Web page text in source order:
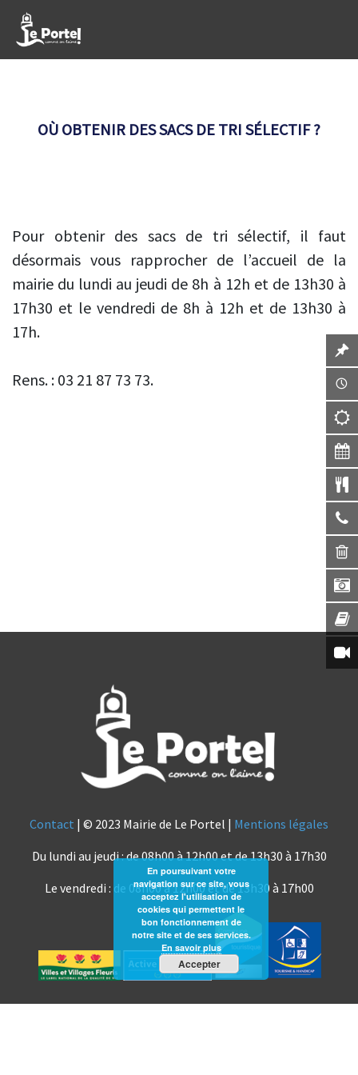
OÙ OBTENIR DES SACS DE TRI SÉLECTIF ?
Pour obtenir des sacs de tri sélectif, il faut
désormais vous rapprocher de l’accueil de la
mairie du lundi au jeudi de 8h à 12h et de 13h30 à
17h30 et le vendredi de 8h à 12h et de 13h30 à
17h.
Rens. : 03 21 87 73 73.
Contact | © 2023 Mairie de Le Portel | Mentions légales
Du lundi au jeudi : de 08h00 à 12h00 et de 13h30 à 17h30
Le vendredi : de 08h00 à 12h00 et de 13h30 à 17h00
En poursuivant votre
navigation sur ce site, vous
acceptez l'utilisation de
cookies qui permettent le
bon fonctionnement de
notre site et de ses services.
En savoir plus
Accepter